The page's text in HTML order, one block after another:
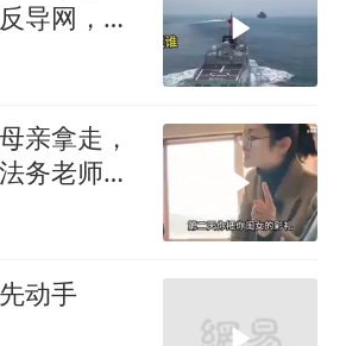
导网，炸
亲拿走，
务老师硬
动手